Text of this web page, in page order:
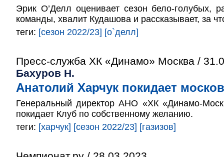
Эрик О’Делл оценивает сезон бело-голубых,
команды, хвалит Кудашова и рассказывает, за
теги: [сезон 2022/23] [о`делл]
Пресс-служба ХК «Динамо» Москва /
Бахуров Н.
Анатолий Харчук покидает
Генеральный директор АНО «ХК «Динамо-
покидает Клуб по собственному желанию.
теги: [харчук] [сезон 2022/23] [газизов]